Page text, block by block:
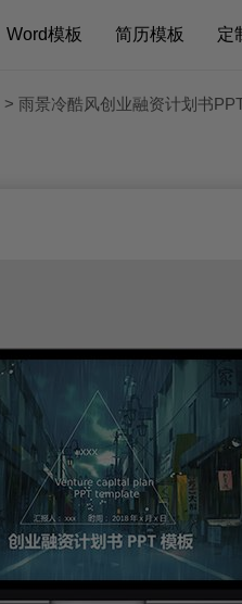
Word模板 简历模板 定
> 雨景冷酷风创业融资计划书